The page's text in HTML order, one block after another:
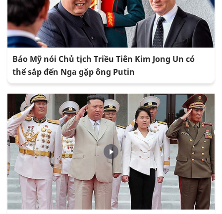
Báo Mỹ nói Chủ tịch Triều Tiên Kim Jong Un có
thể sắp đến Nga gặp ông Putin